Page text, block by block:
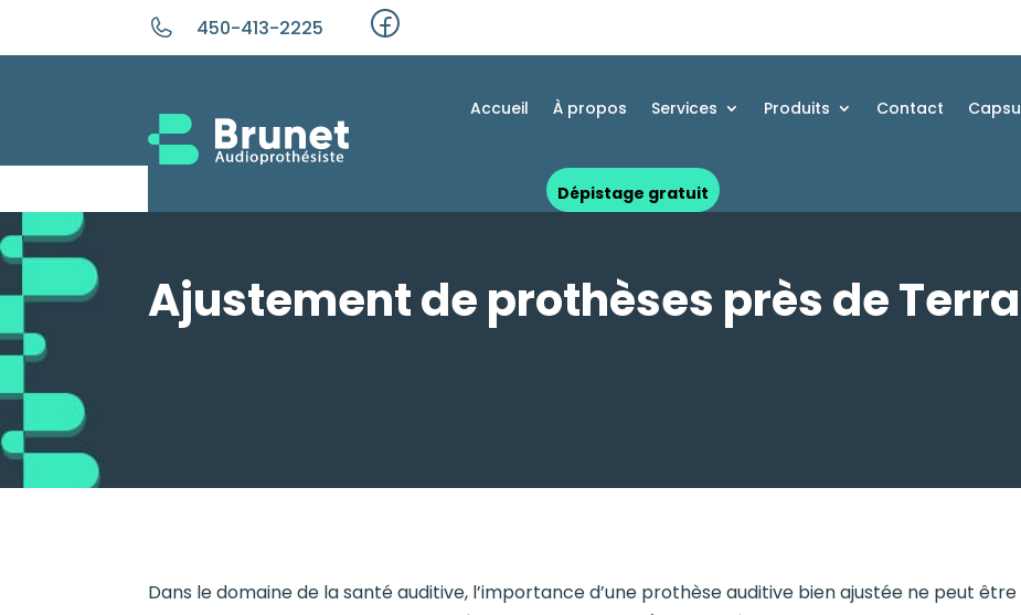
450-413-2225
Accueil À propos Services Produits Contact
Dépistage gratuit
Ajustement de prothèses près de
Dans le domaine de la santé auditive, l’importance d’une prothèse auditive bien ajustée ne peut